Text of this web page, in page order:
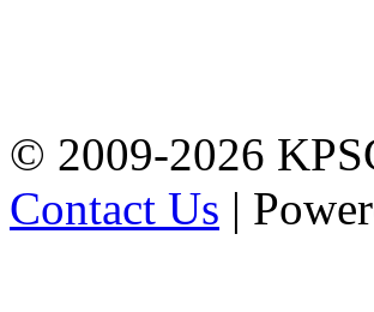
© 2009-2026
Contact Us |